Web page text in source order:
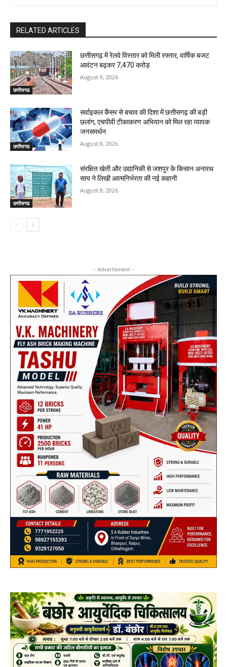
RELATED ARTICLES
छत्तीसगढ
छत्तीसगढ़ में रेलवे विस्तार को मिली रफ्तार, वार्षिक बजट
आवंटन बढ़कर ₹7,470 करोड़
August 9, 2026
छत्तीसगढ
सर्वाइकल कैंसर से बचाव की दिशा में छत्तीसगढ़ की बड़ी
छलांग, एचपीवी टीकाकरण अभियान को मिल रहा व्यापक
जनसमर्थन
August 8, 2026
छत्तीसगढ
संरक्षित खेती और उद्यानिकी से जशपुर के किसान अनारथ
साय ने लिखी आत्मनिर्भरता की नई कहानी
August 8, 2026
- Advertisment -